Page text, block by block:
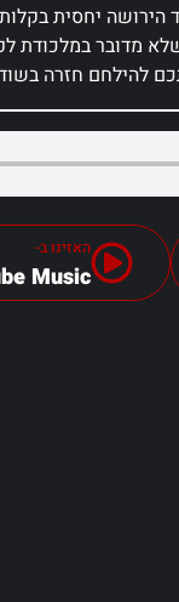
הירושה יחסית
מדובר במלכודת
להילחם חזרה
האזינו ב-
Music